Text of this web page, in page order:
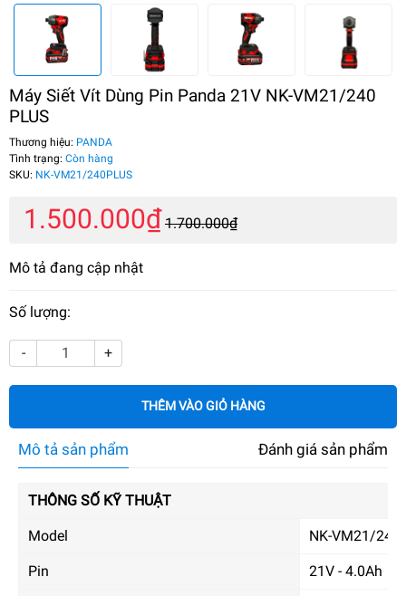
Máy Siết Vít Dùng Pin Panda 21V NK-VM21/240
PLUS
Thương hiệu: PANDA
Tình trạng: Còn hàng
SKU: NK-VM21/240PLUS
1.500.000₫ 1.700.000₫
Mô tả đang cập nhật
Số lượng:
- +
THÊM VÀO GIỎ HÀNG
Mô tả sản phẩm Đánh giá sản phẩm
THÔNG SỐ KỸ THUẬT
Model NK-VM21/240
Pin 21V - 4.0Ah